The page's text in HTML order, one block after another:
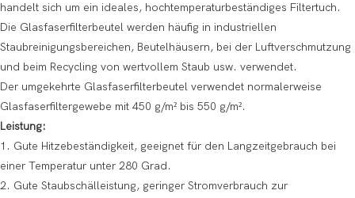
handelt sich um ein ideales, hochtemperaturbeständiges Filtertuch.
Die Glasfaserfilterbeutel werden häufig in industriellen
Staubreinigungsbereichen, Beutelhäusern, bei der Luftverschmutzung
und beim Recycling von wertvollem Staub usw. verwendet.
Der umgekehrte Glasfaserfilterbeutel verwendet normalerweise
Glasfaserfiltergewebe mit 450 g/m² bis 550 g/m².
Leistung:
1. Gute Hitzebeständigkeit, geeignet für den Langzeitgebrauch bei
einer Temperatur unter 280 Grad.
2. Gute Staubschälleistung, geringer Stromverbrauch zur